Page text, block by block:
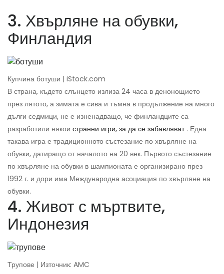
3. Хвърляне на обувки,
Финландия
Купчина ботуши | iStock.com
В страна, където слънцето излиза 24 часа в денонощието
през лятото, а зимата е сива и тъмна в продължение на много
дълги седмици, не е изненадващо, че финландците са
разработили някои странни игри, за да се забавляват. Една
такава игра е традиционното състезание по хвърляне на
обувки, датиращо от началото на 20 век. Първото състезание
по хвърляне на обувки в шампионата е организирано през
1992 г. и дори има Международна асоциация по хвърляне на
обувки.
4. Живот с мъртвите,
Индонезия
Трупове | Източник: AMC